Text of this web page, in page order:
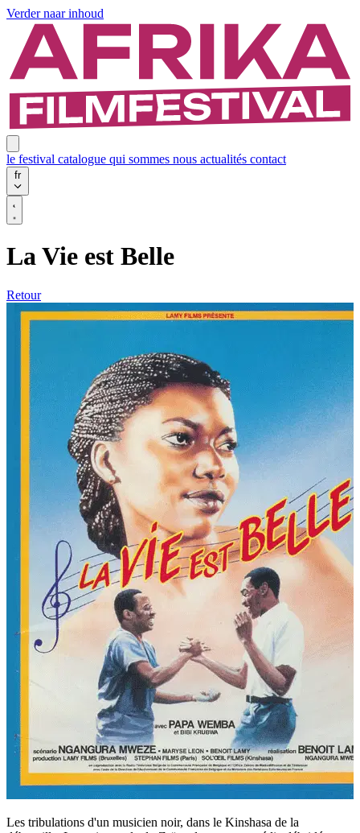
Verder naar inhoud
le festival catalogue qui sommes nous actualités contact
fr
La Vie est Belle
Retour
Les tribulations d'un musicien noir, dans le Kinshasa de la